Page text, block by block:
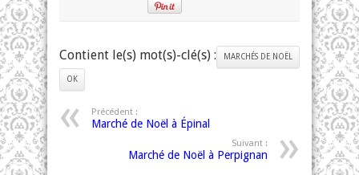
Contient le(s) mot(s)-clé(s) : MARCHÉS DE NOËL
OK
Précédent :
Marché de Noël à Épinal
Suivant :
Marché de Noël à Perpignan